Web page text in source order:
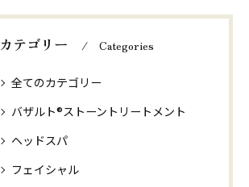
カテゴリー Categories
全てのカテゴリー
バザルト®ストーントリートメント
ヘッドスパ
フェイシャル